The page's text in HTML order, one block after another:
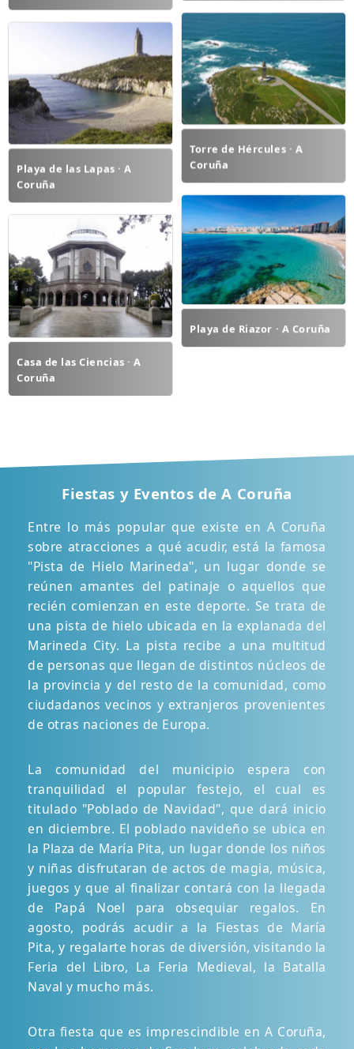
Torre de Hércules · A
Coruña
Playa de las Lapas · A
Coruña
Playa de Riazor · A Coruña
Casa de las Ciencias · A
Coruña
Fiestas y Eventos de A Coruña
Entre lo más popular que existe en A Coruña
sobre atracciones a qué acudir, está la famosa
"Pista de Hielo Marineda", un lugar donde se
reúnen amantes del patinaje o aquellos que
recién comienzan en este deporte. Se trata de
una pista de hielo ubicada en la explanada del
Marineda City. La pista recibe a una multitud
de personas que llegan de distintos núcleos de
la provincia y del resto de la comunidad, como
ciudadanos vecinos y extranjeros provenientes
de otras naciones de Europa.
La comunidad del municipio espera con
tranquilidad el popular festejo, el cual es
titulado "Poblado de Navidad", que dará inicio
en diciembre. El poblado navideño se ubica en
la Plaza de María Pita, un lugar donde los niños
y niñas disfrutaran de actos de magia, música,
juegos y que al finalizar contará con la llegada
de Papá Noel para obsequiar regalos. En
agosto, podrás acudir a la Fiestas de María
Pita, y regalarte horas de diversión, visitando la
Feria del Libro, La Feria Medieval, la Batalla
Naval y mucho más.
Otra fiesta que es imprescindible en A Coruña,